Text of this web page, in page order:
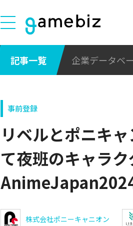
記事一覧 企業データベ
事前登録
リベルとポニキ
て夜班のキャラ
株式会社ポニーキャニオン